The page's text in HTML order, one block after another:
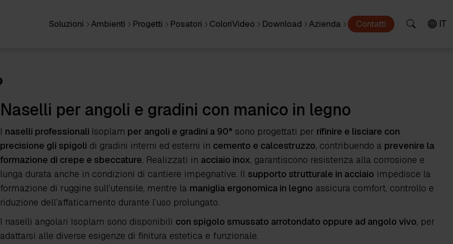
Soluzioni Ambienti Progetti Posatori ColoriVideo Download Azienda Contatti IT
Naselli per angoli e gradini con manico in legno
I naselli professionali Isoplam per angoli e gradini a 90° sono progettati per rifinire e lisciare con
precisione gli spigoli di gradini interni ed esterni in cemento e calcestruzzo, contribuendo a prevenire la
formazione di crepe e sbeccature. Realizzati in acciaio inox, garantiscono resistenza alla corrosione e
lunga durata anche in condizioni di cantiere impegnative. Il supporto strutturale in acciaio impedisce la
formazione di ruggine sull’utensile, mentre la maniglia ergonomica in legno assicura comfort, controllo e
riduzione dell’affaticamento durante l’uso prolungato.
I naselli angolari Isoplam sono disponibili con spigolo smussato arrotondato oppure ad angolo vivo, per
adattarsi alle diverse esigenze di finitura estetica e funzionale.